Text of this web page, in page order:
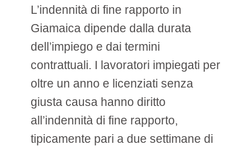
L’indennità di fine rapporto in
Giamaica dipende dalla durata
dell’impiego e dai termini
contrattuali. I lavoratori impiegati per
oltre un anno e licenziati senza
giusta causa hanno diritto
all’indennità di fine rapporto,
tipicamente pari a due settimane di